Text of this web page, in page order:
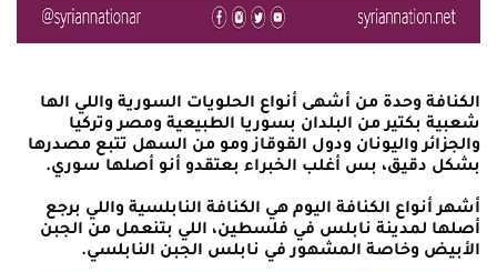
الكنافة وحدة من أشهى أنواع الحلويات السورية واللي الها
شعبية بكتير من البلدان بسوريا الطبيعية ومصر وتركيا
والجزائر واليونان ودول القوقاز ومو من السهل تتبع مصدرها
بشكل دقيق، بس أغلب الخبراء بعتقدو أنو أصلها سوري.
أشهر أنواع الكنافة اليوم هي الكنافة النابلسية واللي برجع
أصلها لمدينة نابلس في فلسطين، اللي بتنعمل من الجبن
الأبيض وخاصة المشهور في نابلس الجبن النابلسي.